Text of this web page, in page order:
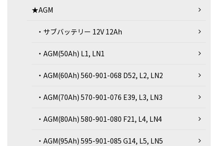
★AGM
・サブバッテリー 12V 12Ah
・AGM(50Ah) L1, LN1
・AGM(60Ah) 560-901-068 D52, L2, LN2
・AGM(70Ah) 570-901-076 E39, L3, LN3
・AGM(80Ah) 580-901-080 F21, L4, LN4
・AGM(95Ah) 595-901-085 G14, L5, LN5